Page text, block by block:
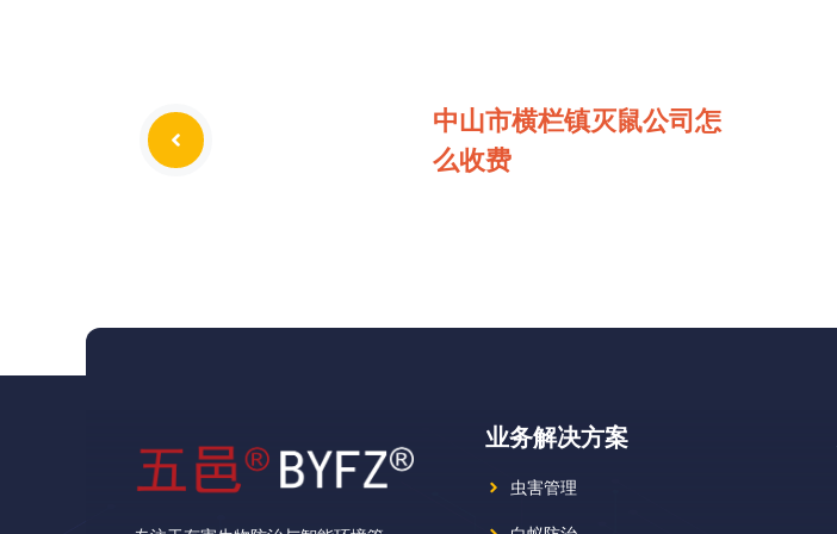
中山市横栏镇灭鼠公司怎
么收费
业务解决方案
虫害管理